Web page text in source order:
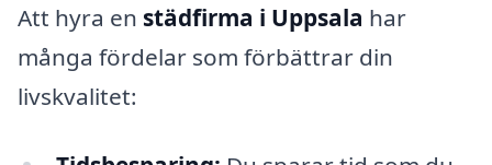
Att hyra en städfirma i Uppsala har
många fördelar som förbättrar din
livskvalitet: